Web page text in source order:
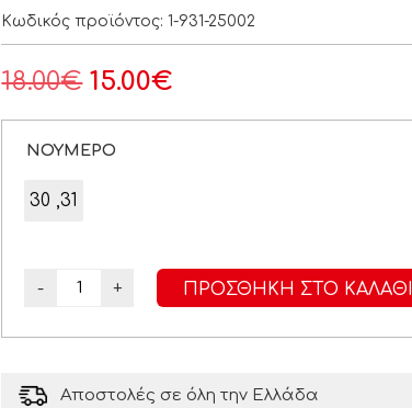
Κωδικός προϊόντος:1-931-25002
18.00€ 15.00€
ΝΟΥΜΕΡΟ
30 ,31
- + ΠΡΟΣΘΉΚΗ ΣΤΟ ΚΑΛΆΘΙ
Αποστολές σε όλη την Ελλάδα